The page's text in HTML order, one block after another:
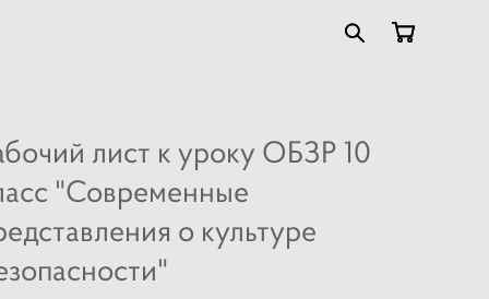
лист к уроку ОБЗР 10
"Современные
о культуре